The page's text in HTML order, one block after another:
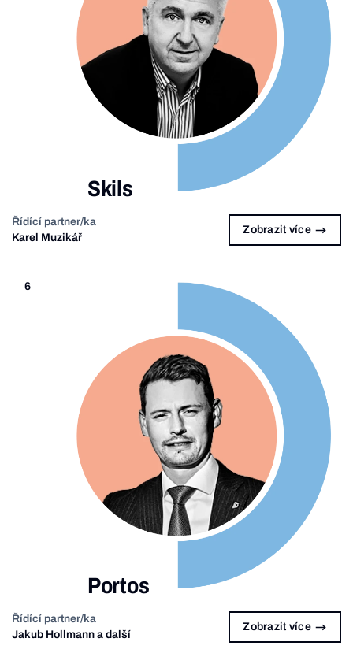
Skils
Řídící partner/ka
Karel Muzikář
Zobrazit více
6
Portos
Řídící partner/ka
Jakub Hollmann a další
Zobrazit více